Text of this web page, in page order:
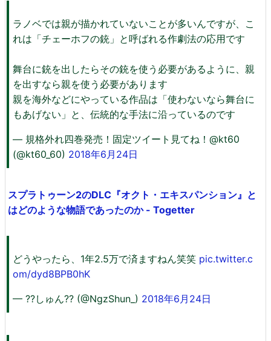
ラノベでは親が描かれていないことが多いんですが、こ
れは「チェーホフの銃」と呼ばれる作劇法の応用です
舞台に銃を出したらその銃を使う必要があるように、親
を出すなら親を使う必要があります
親を海外などにやっている作品は「使わないなら舞台に
もあげない」と、伝統的な手法に沿っているのです
— 規格外れ四巻発売！固定ツイート見てね！@kt60
(@kt60_60) 2018年6月24日
スプラトゥーン2のDLC『オクト・エキスパンション』と
はどのような物語であったのか - Togetter
どうやったら、1年2.5万で済ますねん笑笑 pic.twitter.c
om/dyd8BPB0hK
— ??しゅん?? (@NgzShun_) 2018年6月24日